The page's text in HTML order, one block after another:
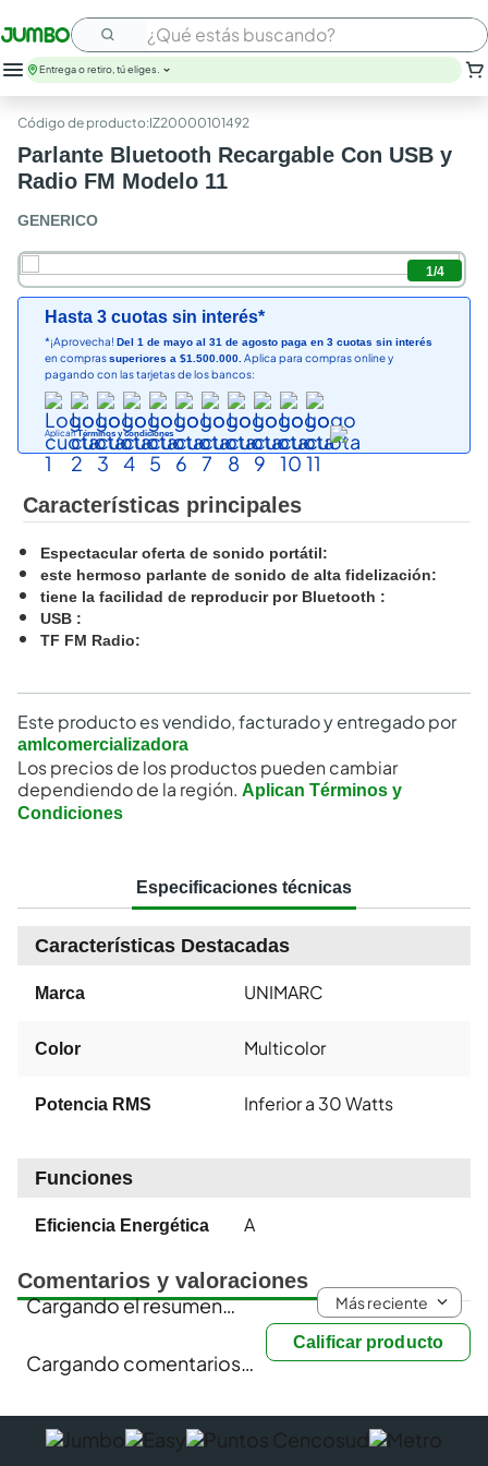
¿Qué estás buscando?
Entrega o retiro, tú eliges.
:IZ20000101492
Parlante Bluetooth Recargable Con USB y
Radio FM Modelo 11
GENERICO
1/4
Hasta 3 cuotas sin interés*
*¡Aprovecha! Del 1 de mayo al 31 de agosto paga en 3 cuotas sin interés
en comprassuperiores a $1.500.000. Aplica para compras online y
pagando con las tarjetas de los bancos:
AplicanTérminos y condiciones
Características principales
Espectacular oferta de sonido portátil:
este hermoso parlante de sonido de alta fidelización:
tiene la facilidad de reproducir por Bluetooth :
USB :
TF FM Radio:
Este producto es vendido, facturado y entregado por
amlcomercializadora
Los precios de los productos pueden cambiar
dependiendo de la región. Aplican Términos y
Condiciones
Especificaciones técnicas
Características Destacadas
Marca UNIMARC
Color Multicolor
Potencia RMS Inferior a 30 Watts
Funciones
Eficiencia Energética A
Comentarios y valoraciones
Calificar producto
Cargando el resumen… Más reciente
Cargando comentarios…